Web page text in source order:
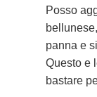
Posso
panna e
Questo e
bastare